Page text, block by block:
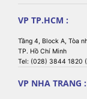
VP TP.HCM :
Tầng 4, Block A, Tòa
TP. Hồ Chí Minh
Tel: (028) 3844
VP NHA TRANG :